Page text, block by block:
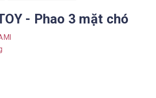
- Phao 3 mặt chó